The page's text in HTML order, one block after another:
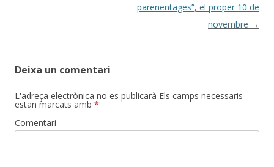
parenentages”, el proper 10 de
novembre →
Deixa un comentari
L'adreça electrònica no es publicarà Els camps necessaris
estan marcats amb *
Comentari